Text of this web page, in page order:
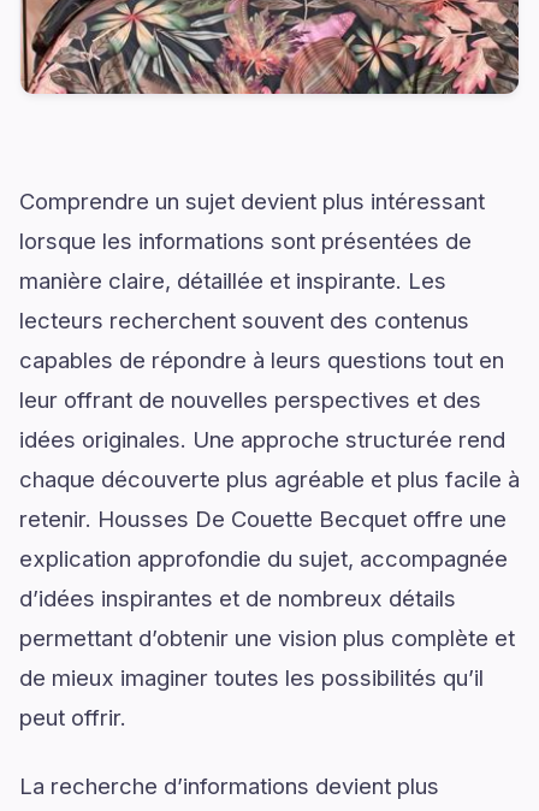
Comprendre un sujet devient plus intéressant
lorsque les informations sont présentées de
manière claire, détaillée et inspirante. Les
lecteurs recherchent souvent des contenus
capables de répondre à leurs questions tout en
leur offrant de nouvelles perspectives et des
idées originales. Une approche structurée rend
chaque découverte plus agréable et plus facile à
retenir. Housses De Couette Becquet offre une
explication approfondie du sujet, accompagnée
d’idées inspirantes et de nombreux détails
permettant d’obtenir une vision plus complète et
de mieux imaginer toutes les possibilités qu’il
peut offrir.
La recherche d’informations devient plus